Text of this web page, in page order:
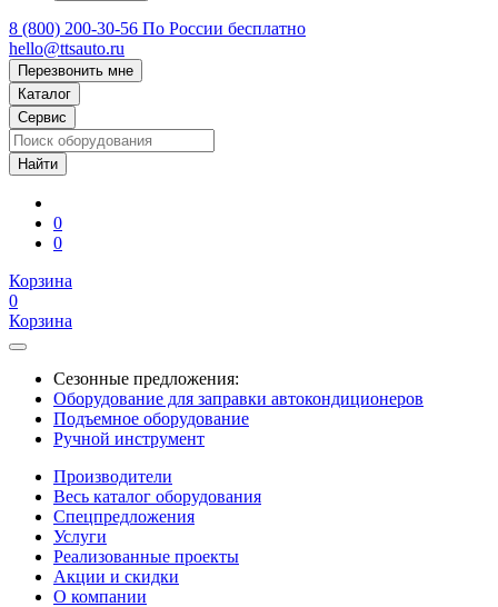
8 (800) 200-30-56 По России бесплатно
hello@ttsauto.ru
Перезвонить мне
Каталог
Сервис
0
0
Корзина
0
Корзина
Сезонные предложения:
Оборудование для заправки автокондиционеров
Подъемное оборудование
Ручной инструмент
Производители
Весь каталог оборудования
Спецпредложения
Услуги
Реализованные проекты
Акции и скидки
О компании